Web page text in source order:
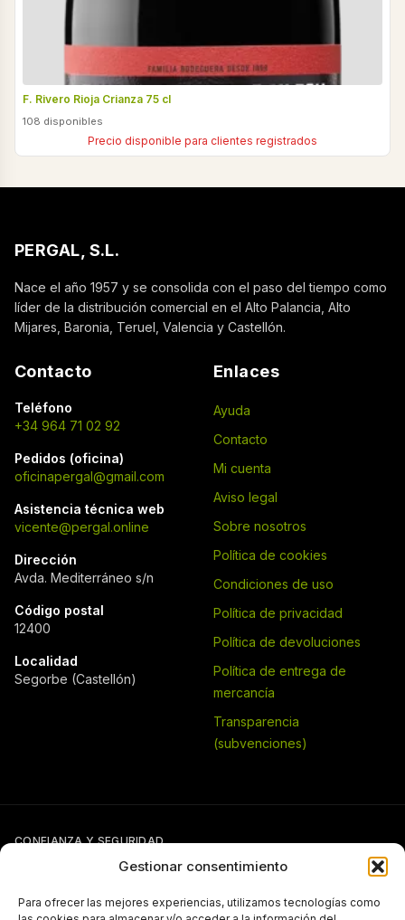
Gestionar consentimiento
Para ofrecer las mejores experiencias, utilizamos tecnologías como
F. Rivero Rioja Crianza 75 cl
108 disponibles
Precio disponible para clientes registrados
PERGAL, S.L.
Nace el año 1957 y se consolida con el paso del tiempo como
líder de la distribución comercial en el Alto Palancia, Alto
Mijares, Baronia, Teruel, Valencia y Castellón.
Contacto
Teléfono
+34 964 71 02 92
Pedidos (oficina)
oficinapergal@gmail.com
Asistencia técnica web
vicente@pergal.online
Dirección
Avda. Mediterráneo s/n
Código postal
12400
Localidad
Segorbe (Castellón)
Enlaces
Ayuda
Contacto
Mi cuenta
Aviso legal
Sobre nosotros
Política de cookies
Condiciones de uso
Política de privacidad
Política de devoluciones
Política de entrega de
mercancía
Transparencia
(subvenciones)
CONFIANZA Y SEGURIDAD